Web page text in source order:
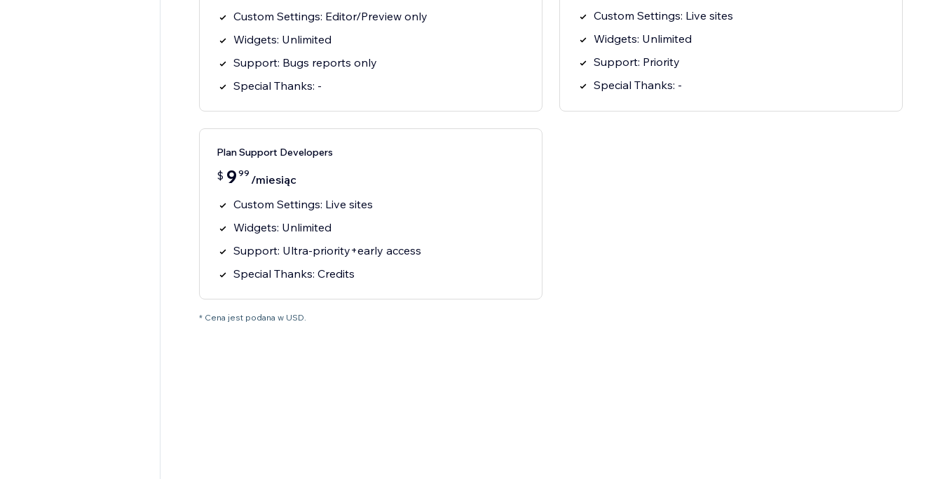
Custom Settings: Editor/Preview only
Widgets: Unlimited
Support: Bugs reports only
Special Thanks: -
Custom Settings: Live sites
Widgets: Unlimited
Support: Priority
Special Thanks: -
Plan Support Developers
$ 9 99 /miesiąc
Custom Settings: Live sites
Widgets: Unlimited
Support: Ultra-priority+early access
Special Thanks: Credits
* Cena jest podana w USD.